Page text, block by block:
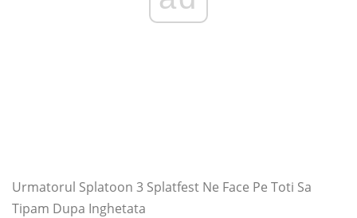
Urmatorul Splatoon 3 Splatfest Ne Face Pe Toti Sa
Tipam Dupa Inghetata